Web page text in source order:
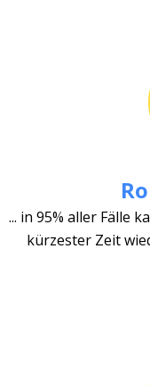
... in 95% aller Fälle
kürzester Zeit